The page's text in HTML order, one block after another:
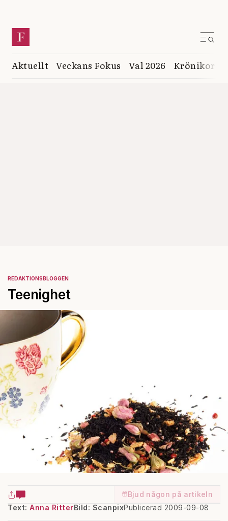
Aktuellt Veckans Fokus Val 2026 Krönikor
REDAKTIONSBLOGGEN
Teenighet
Bjud någon på artikeln
Text: Anna Ritter Publicerad 2009-09-08
Bild: Scanpix